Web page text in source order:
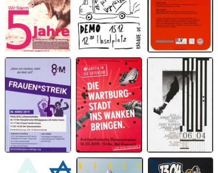
Wir (Pekari) feiern 5
Jahre
Radaue! Lieber Platz,
als Plätzchen
Sozialismus in
Bayern
Feministischer
Streik Jena 2019
Die Wartburgstadt
ins wanken bringen
Riot 06.04.